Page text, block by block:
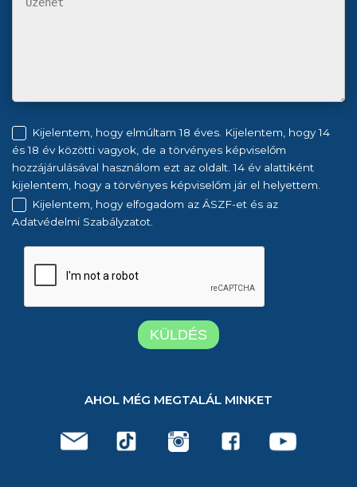
Kijelentem, hogy elmúltam 18 éves. Kijelentem, hogy 14
és 18 év közötti vagyok, de a törvényes képviselőm
hozzájárulásával használom ezt az oldalt. 14 év alattiként
kijelentem, hogy a törvényes képviselőm jár el helyettem.
Kijelentem, hogy elfogadom az ÁSZF-et és az
Adatvédelmi Szabályzatot.
AHOL MÉG MEGTALÁL MINKET